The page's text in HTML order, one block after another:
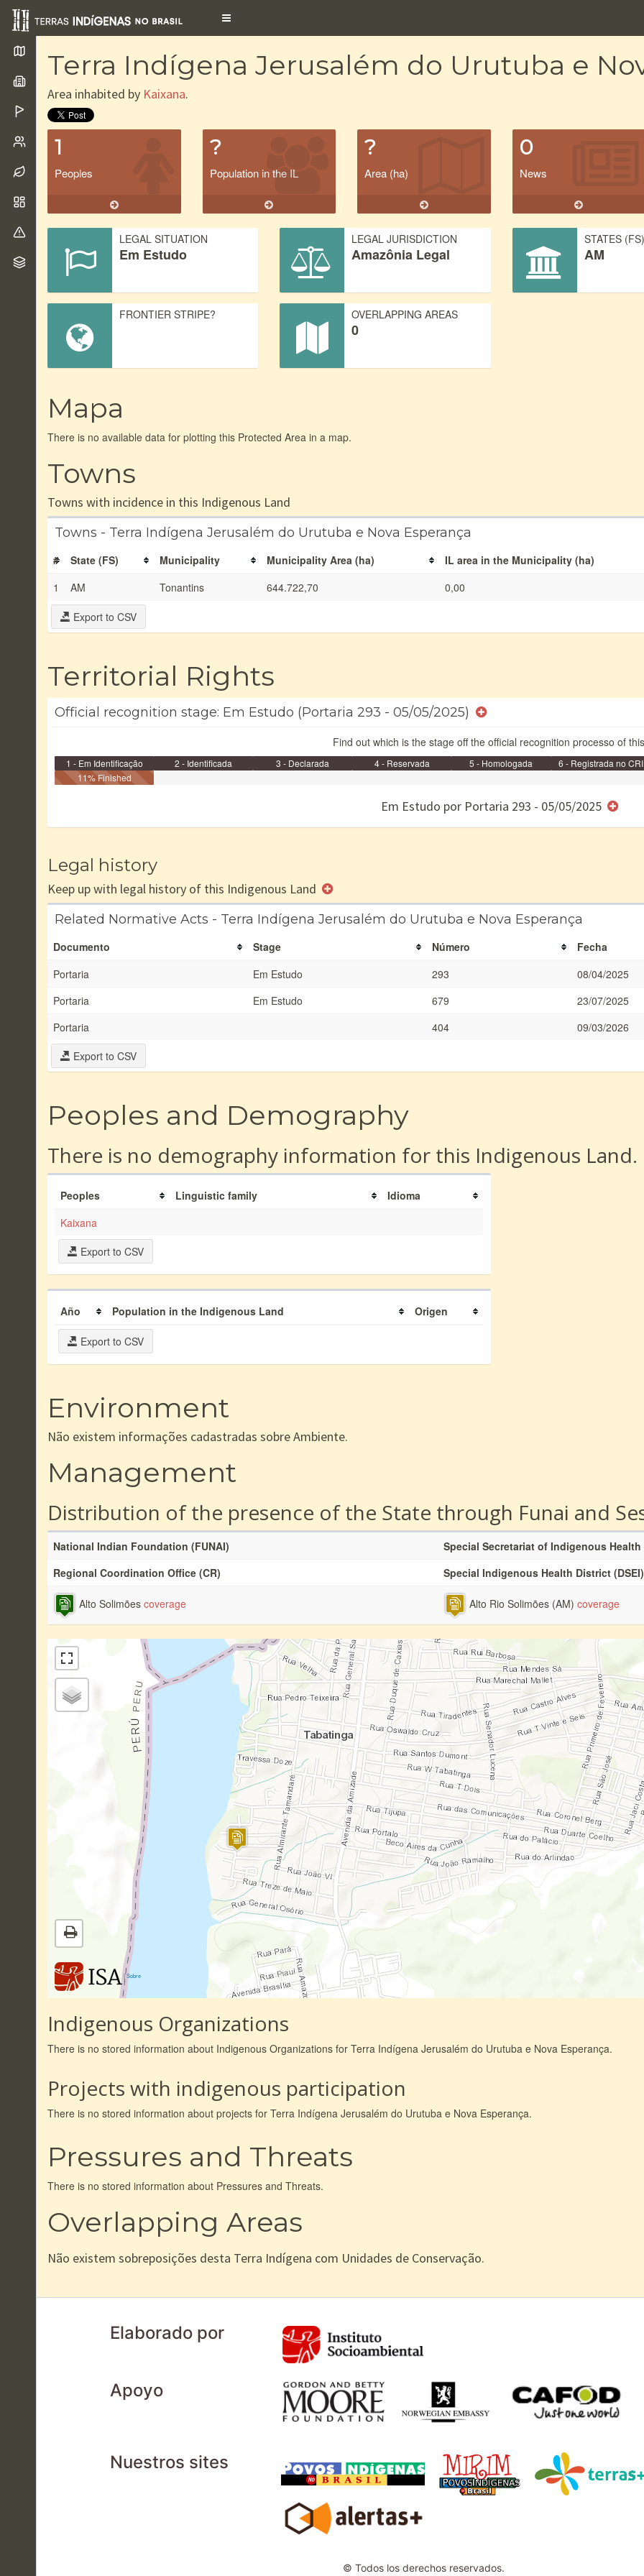
Toggle
Terra Indígena Jerusalém do Urutuba e
Area inhabited by Kaixana.
1
Peoples
?
Population in the IL
?
Area (ha)
0
News
LEGAL SITUATION
Em Estudo
LEGAL JURISDICTION
Amazônia Legal
STATES (FS)
AM
FRONTIER STRIPE? OVERLAPPING AREAS
0
Mapa
There is no available data for plotting this Protected Area in a map.
Towns
Towns with incidence in this Indigenous Land
Towns - Terra Indígena Jerusalém do Urutuba e Nova Esperança
# State (FS) Municipality Municipality Area (ha)
IL area in the Municipality (ha)
1
AM Tonantins 644.722,70 0,00
Export to CSV
Territorial Rights
Official recognition stage: Em Estudo (Portaria 293 - 05/05/2025)
Find out which is the stage off the official recognition processo of
1 - Em Identificação 2 - Identificada 3 - Declarada 4 - Reservada 5 - Homologada
6 - Registrada no CRI
11% Finished
Em Estudo por Portaria 293 - 05/05/2025
Legal history
Keep up with legal history of this Indigenous Land
Related Normative Acts - Terra Indígena Jerusalém do Urutuba e Nova Esperança
Documento Stage Número
Fecha
Portaria
Em Estudo 293
08/04/2025
Portaria
Em Estudo 679
23/07/2025
Portaria
404
09/03/2026
Export to CSV
Peoples and Demography
There is no demography information for this Indigenous Land.
Peoples Linguistic family
Idioma
Kaixana
Export to CSV
Año Population in the Indigenous Land Origen
Export to CSV
Environment
Não existem informações cadastradas sobre Ambiente.
Management
Distribution of the presence of the State through Funai and
National Indian Foundation (FUNAI)
Special Secretariat of Indigenous Health
Regional Coordination Office (CR)
Special Indigenous Health District (DSEI)
Alto Solimões coverage Alto Rio Solimões (AM) coverage
|Sobre
Indigenous Organizations
There is no stored information about Indigenous Organizations for Terra Indígena Jerusalém do Urutuba e Nova Esperança.
Projects with indigenous participation
There is no stored information about projects for Terra Indígena Jerusalém do Urutuba e Nova Esperança.
Pressures and Threats
There is no stored information about Pressures and Threats.
Overlapping Areas
Não existem sobreposições desta Terra Indígena com Unidades de Conservação.